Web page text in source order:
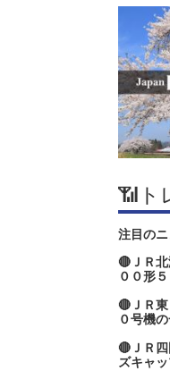
📶ト
注目の
🔴ＪＲ
００形
🔴ＪＲ
０号機
🔴ＪＲ
ズキャ